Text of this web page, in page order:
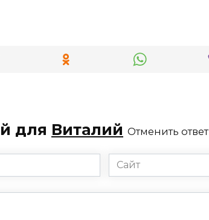
для Виталий Отменить ответ
Сайт